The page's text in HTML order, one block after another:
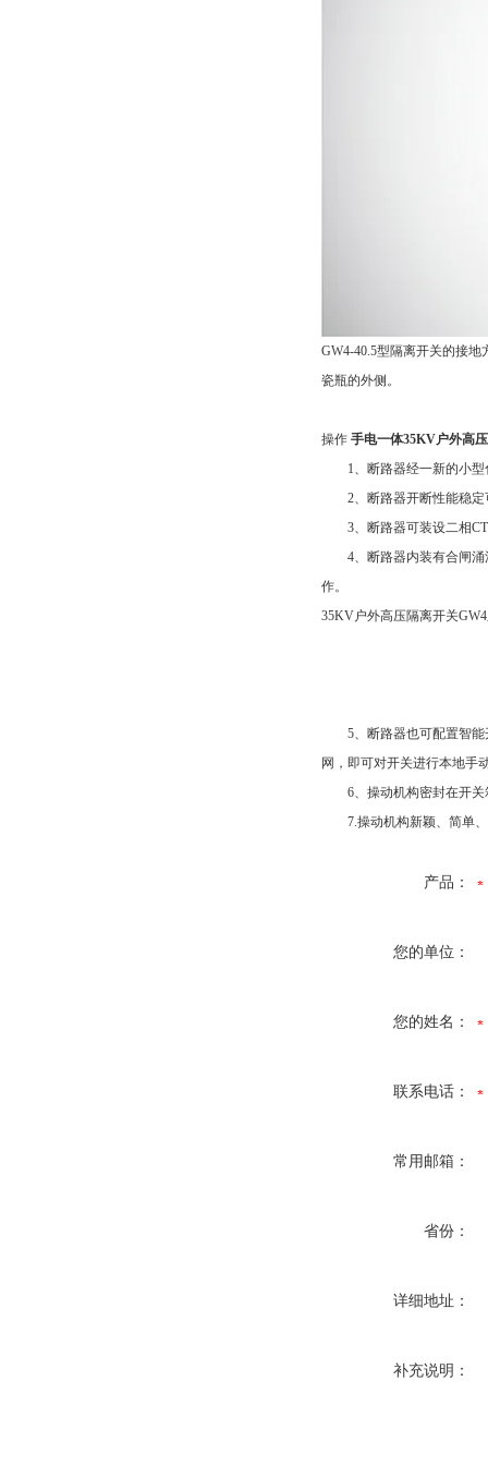
GW4-40.5型隔离开关的接
瓷瓶的外侧。
操作 手电一体35KV户外高
1、断路器经一新的小型
2、断路器开断性能稳定
3、断路器可装设二相CT
4、断路器内装有合闸涌
作。
35KV户外高压隔离开关
5、断路器也可配置智能
网，即可对开关进行本地手
6、操动机构密封在开关
7.操动机构新颖、简单、
产品：
您的单位：
您的姓名：
联系电话：
常用邮箱：
省份：
详细地址：
补充说明：